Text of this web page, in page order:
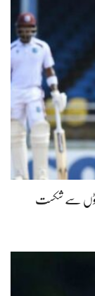
ٹیسٹ: پاکستان نے ویسٹ انڈیز کو 8 وکٹوں سے شکست